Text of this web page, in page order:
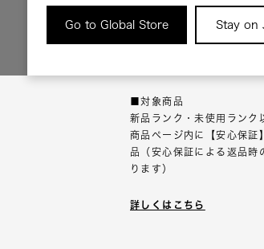
Go to Global Store Stay on
返品について
■対象商品
新品ランク・未使用ランク
商品ページ内に【安心保証
品（安心保証による返品時
ります）
詳しくはこちら